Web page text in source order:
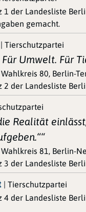
1 der Landesliste
gemacht.
| Tierschutzpartei
Umwelt. Für
80, Berlin-
2 der Landesliste
Realität
81, Berlin-
3 der Landesliste
| Tierschutzpartei
4 der Landesliste